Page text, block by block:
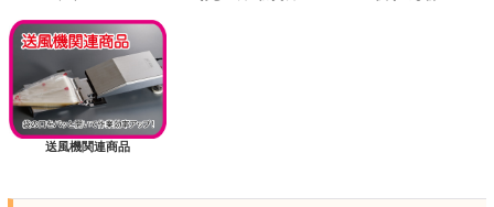
送風機関連商品